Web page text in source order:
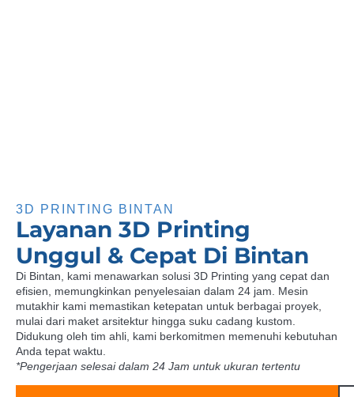
3D PRINTING BINTAN
Layanan 3D Printing
Unggul & Cepat Di Bintan
Di Bintan, kami menawarkan solusi 3D Printing yang cepat dan
efisien, memungkinkan penyelesaian dalam 24 jam. Mesin
mutakhir kami memastikan ketepatan untuk berbagai proyek,
mulai dari maket arsitektur hingga suku cadang kustom.
Didukung oleh tim ahli, kami berkomitmen memenuhi kebutuhan
Anda tepat waktu.
*Pengerjaan selesai dalam 24 Jam untuk ukuran tertentu